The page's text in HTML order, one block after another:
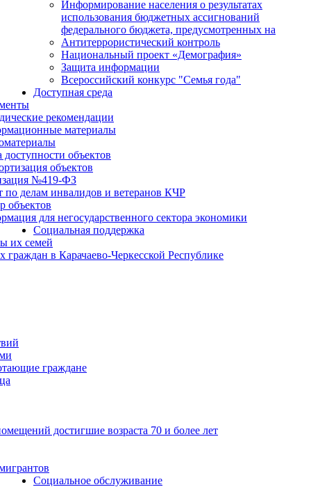
Информирование населения о результатах
использования бюджетных ассигнований
федерального бюджета, предусмотренных на
Антитеррористический контроль
Национальный проект «Демография»
Защита информации
Всероссийский конкурс "Семья года"
Доступная среда
рекомендации
материалы
доступности объектов
объектов
№419-ФЗ
по делам инвалидов и ветеранов КЧР
объектов
для негосударственного сектора экономики
Социальная поддержка
их семей
в Карачаево-Черкесской Республике
граждане
достигшие возраста 70 и более лет
Социальное обслуживание